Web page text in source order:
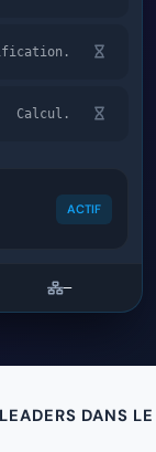
Calcul.
ACTIF
—
DANS LE